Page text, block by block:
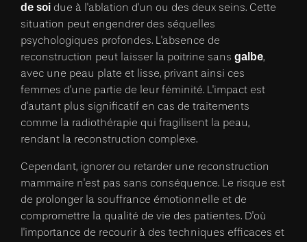
de soidue à l'ablation d'un ou des deux seins. Cette
situation peut engendrer des séquelles
psychologiques profondes. L'absence de
reconstruction peut laisser la poitrine sans galbe,
avec une peau plate et lisse, privant ainsi ces
femmes d'une partie de leur féminité. L'impact est
d'autant plus significatif en cas de traitements
comme la radiothérapie qui fragilisent la peau,
rendant la reconstruction complexe.
Cependant, ignorer ou retarder une reconstruction
mammaire n'est pas sans conséquence. Le risque est
de prolonger la souffrance émotionnelle et de
compromettre la qualité de vie des patientes. D'où
l'importance de recourir à des techniques efficaces et